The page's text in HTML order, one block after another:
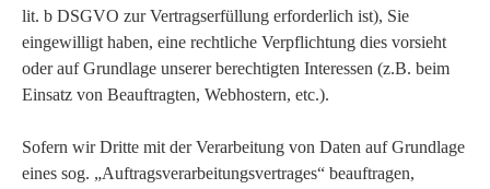
lit. b DSGVO zur Vertragserfüllung erforderlich ist), Sie
eingewilligt haben, eine rechtliche Verpflichtung dies vorsieht
oder auf Grundlage unserer berechtigten Interessen (z.B. beim
Einsatz von Beauftragten, Webhostern, etc.).
Sofern wir Dritte mit der Verarbeitung von Daten auf Grundlage
eines sog. „Auftragsverarbeitungsvertrages“ beauftragen,